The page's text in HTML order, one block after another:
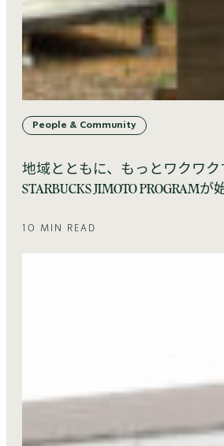
People & Community
地域とともに、もっとワクワク
STARBUCKS JIMOTO PROGRAMが
10 MIN READ